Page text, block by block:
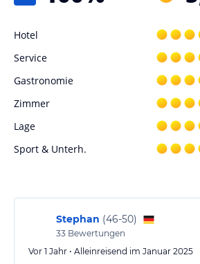
Ein Fahrradverleih wird im Hotel
Hinweis:
Verfasst von HolidayCheck mit
verbindlichen
des
Hotel
Service
Gastronomie
Zimmer
Lage
Sport & Unterh.
Stephan (46-50)
33 Bewertungen
Vor 1 Jahr • Alleinreisend im Januar 2025